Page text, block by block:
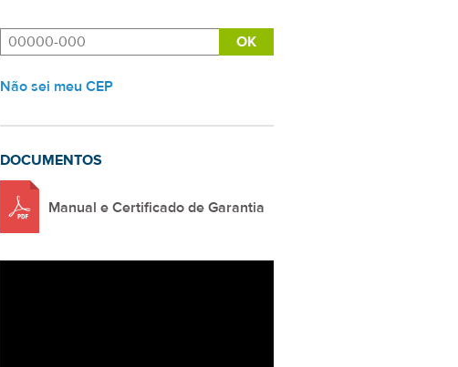
Não sei meu CEP
DOCUMENTOS
Manual e Certificado de Garantia